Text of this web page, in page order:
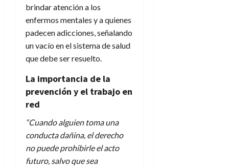
brindar atención a los
enfermos mentales y a quienes
padecen adicciones, señalando
un vacío en el sistema de salud
que debe ser resuelto.
La importancia de la
prevención y el trabajo en
red
“Cuando alguien toma una
conducta dañina, el derecho
no puede prohibirle el acto
futuro, salvo que sea